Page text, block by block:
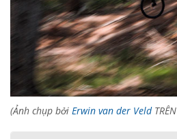
(Ảnh chụp bởi Erwin van der VeldTRÊN